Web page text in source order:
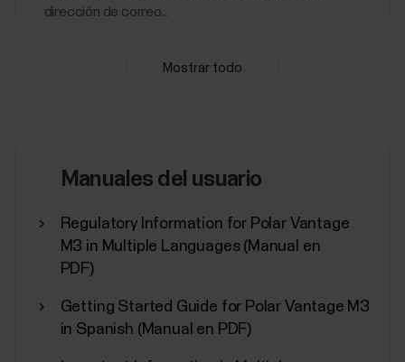
dirección de correo...
​Nightly Recharge™ es una herramienta que mide y
general que has experimentado últimamente.El
estrés general puede proceder de distintas fuentes,
como el trabajo, la familia, las relaciones, el entorno, el
Mostrar todo
Manuales del usuario
Regulatory Information for Polar Vantage
M3 in Multiple Languages (Manual en
PDF)
Getting Started Guide for Polar Vantage M3
in Spanish (Manual en PDF)